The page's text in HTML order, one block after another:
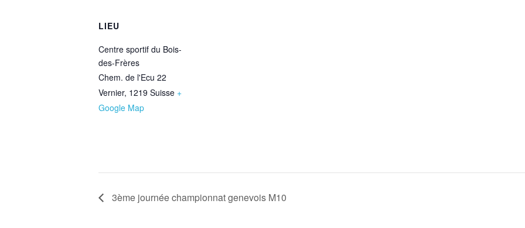
LIEU
Centre sportif du Bois-
des-Frères
Chem. de l'Ecu 22
Vernier, 1219 Suisse +
Google Map
3ème journée championnat genevois M10